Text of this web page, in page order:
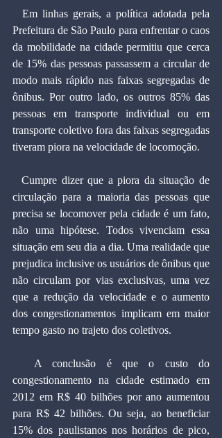
Prefeitura de São Paulo para enfrentar o caos
da mobilidade na cidade permitiu que cerca
de 15% das pessoas passassem a circular de
modo mais rápido nas faixas segregadas de
ônibus. Por outro lado, os outros 85% das
pessoas em transporte individual ou em
transporte coletivo fora das faixas segregadas
tiveram piora na velocidade de locomoção.
  Cumpre dizer que a piora da situação de
circulação para a maioria das pessoas que
precisa se locomover pela cidade é um fato,
não uma hipótese. Todos vivenciam essa
situação em seu dia a dia. Uma realidade que
prejudica inclusive os usuários de ônibus que
não circulam por vias exclusivas, uma vez
que a redução da velocidade e o aumento
dos congestionamentos implicam em maior
tempo gasto no trajeto dos coletivos.
congestionamento na cidade estimado em
2012 em R$ 40 bilhões por ano aumentou
para R$ 42 bilhões. Ou seja, ao beneficiar
15% dos paulistanos nos horários de pico,